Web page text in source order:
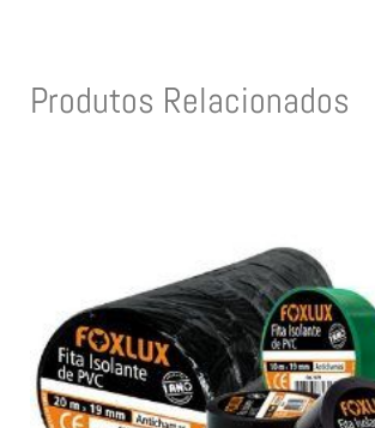
Produtos Relacionados